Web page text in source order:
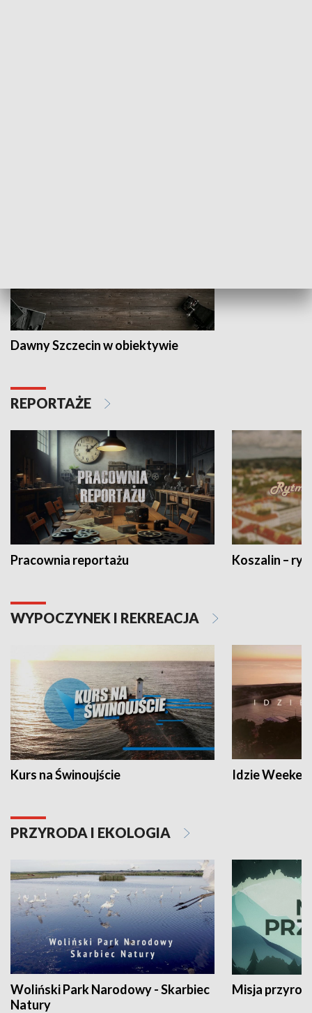
Dawny Szczecin w obiektywie
REPORTAŻE
Pracownia reportażu Koszalin –
WYPOCZYNEK I REKREACJA
Kurs na Świnoujście Idzie
PRZYRODA I EKOLOGIA
Woliński Park Narodowy - Skarbiec
Natury
Misja